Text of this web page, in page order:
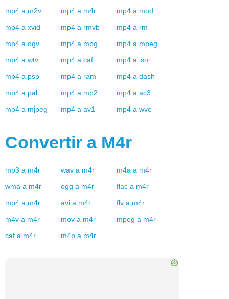
mp4 a m2v mp4 a m4r mp4 a mod
mp4 a xvid mp4 a rmvb mp4 a rm
mp4 a ogv mp4 a mpg mp4 a mpeg
mp4 a wtv mp4 a caf mp4 a iso
mp4 a psp mp4 a ram mp4 a dash
mp4 a pal mp4 a mp2 mp4 a ac3
mp4 a mjpeg mp4 a av1 mp4 a wve
Convertir a M4r
mp3 a m4r wav a m4r m4a a m4r
wma a m4r ogg a m4r flac a m4r
mp4 a m4r avi a m4r flv a m4r
m4v a m4r mov a m4r mpeg a m4r
caf a m4r m4p a m4r